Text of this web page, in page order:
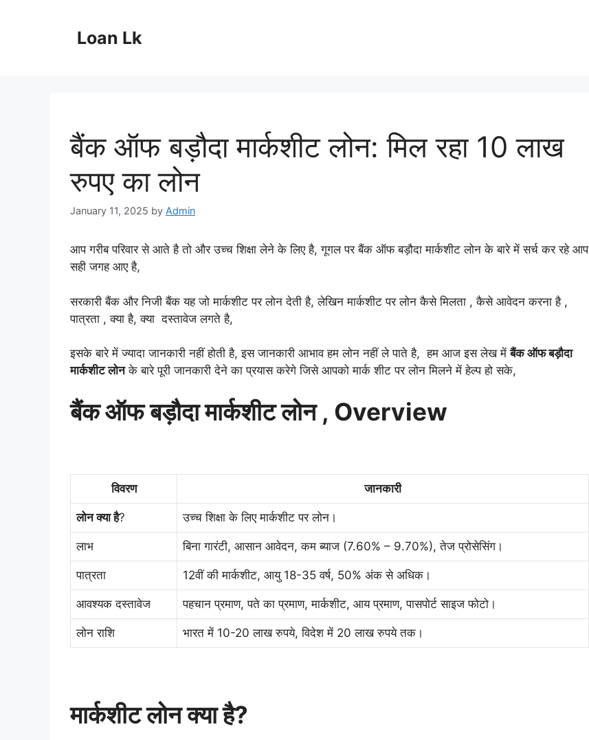
Loan Lk
बैंक ऑफ बड़ौदा मार्कशीट लोन: मिल रहा 10 लाख
रुपए का लोन
January 11, 2025 by Admin
आप गरीब परिवार से आते है तो और उच्च शिक्षा लेने के लिए है, गूगल पर बैंक ऑफ बड़ौदा मार्कशीट लोन के बारे में सर्च कर रहे आप
सही जगह आए है,
सरकारी बैंक और निजी बैंक यह जो मार्कशीट पर लोन देती है, लेखिन मार्कशीट पर लोन कैसे मिलता , कैसे आवेदन करना है ,
पात्रता , क्या है, क्या दस्तावेज लगते है,
इसके बारे में ज्यादा जानकारी नहीं होती है, इस जानकारी आभाव हम लोन नहीं ले पाते है, हम आज इस लेख मेंबैंक ऑफ बड़ौदा
मार्कशीट लोनके बारे पूरी जानकारी देने का प्रयास करेगे जिसे आपको मार्क शीट पर लोन मिलने में हेल्प हो सके,
बैंक ऑफ बड़ौदा मार्कशीट लोन , Overview
विवरण जानकारी
लोन क्या है? उच्च शिक्षा के लिए मार्कशीट पर लोन।
लाभ बिना गारंटी, आसान आवेदन, कम ब्याज (7.60% – 9.70%), तेज प्रोसेसिंग।
पात्रता 12वीं की मार्कशीट, आयु 18-35 वर्ष, 50% अंक से अधिक।
आवश्यक दस्तावेज पहचान प्रमाण, पते का प्रमाण, मार्कशीट, आय प्रमाण, पासपोर्ट साइज फोटो।
लोन राशि भारत में 10-20 लाख रुपये, विदेश में 20 लाख रुपये तक।
मार्कशीट लोन क्या है?